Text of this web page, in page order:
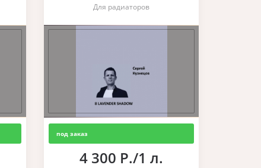
Для радиаторов
под заказ
4 300 Р./1 л.